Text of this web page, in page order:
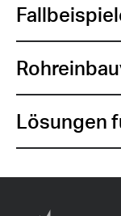
Lösungen